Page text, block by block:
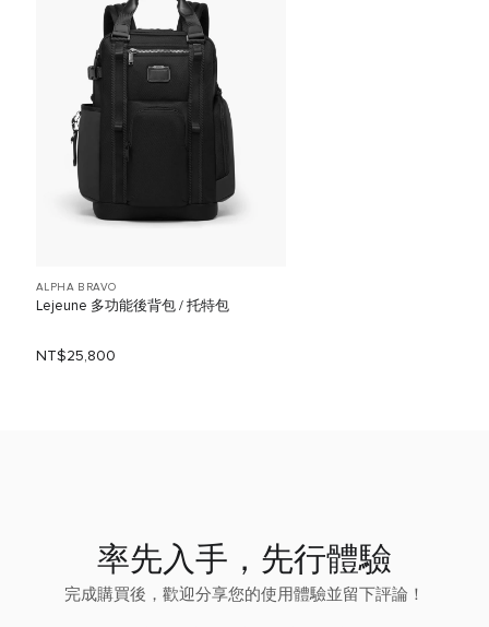
ALPHA BRAVO
Lejeune 多功能後背包 / 托特包
NT$25,800
率先入手，先行體驗
完成購買後，歡迎分享您的使用體驗並留下評論！